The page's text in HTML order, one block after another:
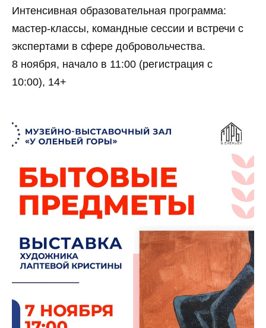
Интенсивная образовательная программа:
мастер‑классы, командные сессии и встречи с
экспертами в сфере добровольчества.
8 ноября, начало в 11:00 (регистрация с
10:00), 14+